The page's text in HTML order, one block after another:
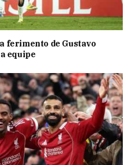
ferimento de Gustavo
equipe